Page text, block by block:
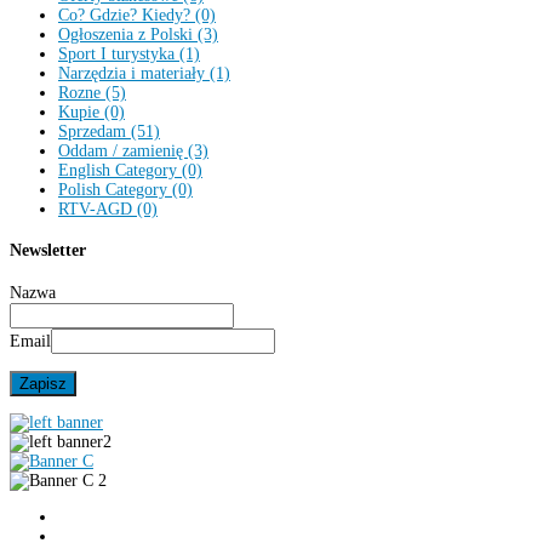
Co? Gdzie? Kiedy? (0)
Ogłoszenia z Polski (3)
Sport I turystyka (1)
Narzędzia i materiały (1)
Rozne (5)
Kupie (0)
Sprzedam (51)
Oddam / zamienię (3)
English Category (0)
Polish Category (0)
RTV-AGD (0)
Newsletter
Nazwa
Email